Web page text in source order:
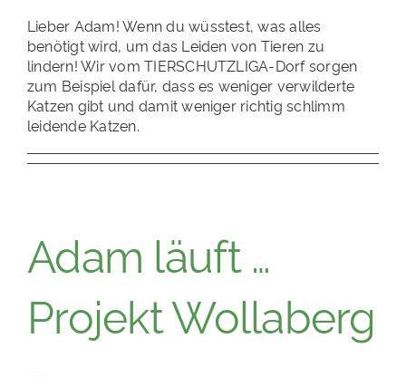
Lieber Adam! Wenn du wüsstest, was alles
benötigt wird, um das Leiden von Tieren zu
lindern! Wir vom TIERSCHUTZLIGA-Dorf sorgen
zum Beispiel dafür, dass es weniger verwilderte
Katzen gibt und damit weniger richtig schlimm
leidende Katzen.
Adam läuft …
Projekt Wollaberg